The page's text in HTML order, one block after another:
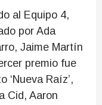
al Equipo 4,
por Ada
Jaime Martín
premio fue
‘Nueva Raíz’,
Cid, Aaron